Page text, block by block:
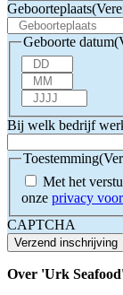
Geboorteplaats
Geboorte datum
Bij welk bedrijf
Toestemming
Met het
onze privacy
CAPTCHA
Over 'Urk